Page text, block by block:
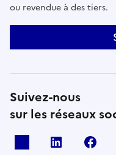
ou revendue à des tiers.
Suivez-nous
sur les réseaux
linkedin